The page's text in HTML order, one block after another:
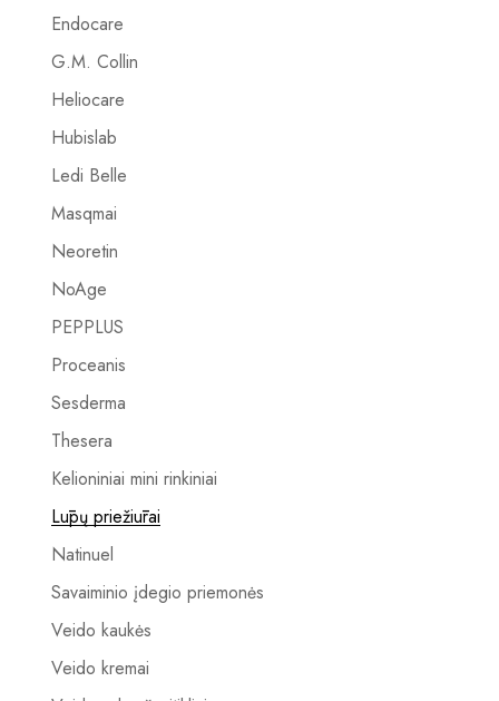
Endocare
G.M. Collin
Heliocare
Hubislab
Ledi Belle
Masqmai
Neoretin
NoAge
PEPPLUS
Proceanis
Sesderma
Thesera
Kelioniniai mini rinkiniai
Lūpų priežiūrai
Natinuel
Savaiminio įdegio priemonės
Veido kaukės
Veido kremai